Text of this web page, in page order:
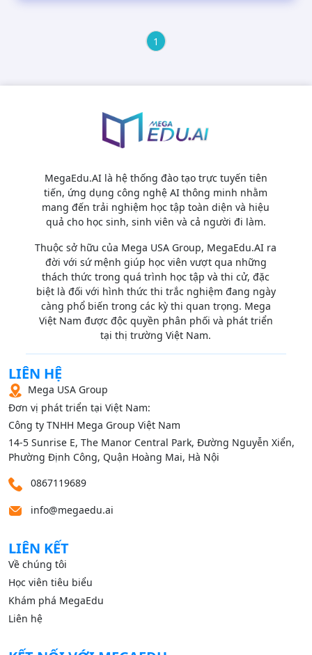
1
MegaEdu.AI là hệ thống đào tạo trực tuyến tiên
tiến, ứng dụng công nghệ AI thông minh nhằm
mang đến trải nghiệm học tập toàn diện và hiệu
quả cho học sinh, sinh viên và cả người đi làm.
Thuộc sở hữu của Mega USA Group, MegaEdu.AI ra
đời với sứ mệnh giúp học viên vượt qua những
thách thức trong quá trình học tập và thi cử, đặc
biệt là đối với hình thức thi trắc nghiệm đang ngày
càng phổ biến trong các kỳ thi quan trọng. Mega
Việt Nam được độc quyền phân phối và phát triển
tại thị trường Việt Nam.
LIÊN HỆ
Mega USA Group
Đơn vị phát triển tại Việt Nam:
Công ty TNHH Mega Group Việt Nam
14‑5 Sunrise E, The Manor Central Park, Đường Nguyễn Xiển,
Phường Định Công, Quận Hoàng Mai, Hà Nội
0867119689
info@megaedu.ai
LIÊN KẾT
Về chúng tôi
Học viên tiêu biểu
Khám phá MegaEdu
Liên hệ